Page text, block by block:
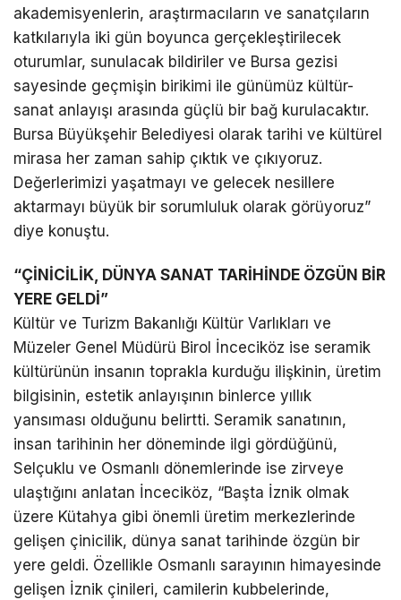
akademisyenlerin, araştırmacıların ve sanatçıların
katkılarıyla iki gün boyunca gerçekleştirilecek
oturumlar, sunulacak bildiriler ve Bursa gezisi
sayesinde geçmişin birikimi ile günümüz kültür-
sanat anlayışı arasında güçlü bir bağ kurulacaktır.
Bursa Büyükşehir Belediyesi olarak tarihi ve kültürel
mirasa her zaman sahip çıktık ve çıkıyoruz.
Değerlerimizi yaşatmayı ve gelecek nesillere
aktarmayı büyük bir sorumluluk olarak görüyoruz”
diye konuştu.
“ÇİNİCİLİK, DÜNYA SANAT TARİHİNDE ÖZGÜN BİR
YERE GELDİ”
Kültür ve Turizm Bakanlığı Kültür Varlıkları ve
Müzeler Genel Müdürü Birol İnceciköz ise seramik
kültürünün insanın toprakla kurduğu ilişkinin, üretim
bilgisinin, estetik anlayışının binlerce yıllık
yansıması olduğunu belirtti. Seramik sanatının,
insan tarihinin her döneminde ilgi gördüğünü,
Selçuklu ve Osmanlı dönemlerinde ise zirveye
ulaştığını anlatan İnceciköz, “Başta İznik olmak
üzere Kütahya gibi önemli üretim merkezlerinde
gelişen çinicilik, dünya sanat tarihinde özgün bir
yere geldi. Özellikle Osmanlı sarayının himayesinde
gelişen İznik çinileri, camilerin kubbelerinde,